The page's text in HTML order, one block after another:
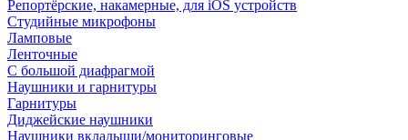
Репортёрские, накамерные, для iOS устройств
Студийные микрофоны
Ламповые
Ленточные
С большой диафрагмой
Наушники и гарнитуры
Гарнитуры
Диджейские наушники
Наушники вкладыши/мониторинговые